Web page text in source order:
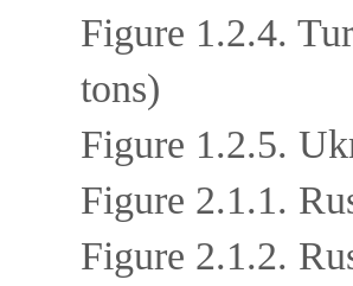
Figure 1.2.4.
tons)
Figure 1.2.5.
Figure 2.1.1.
Figure 2.1.2.